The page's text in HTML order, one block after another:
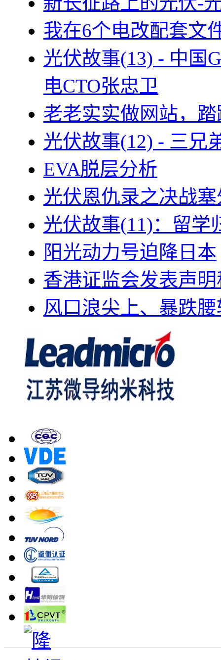
我在6个电改配套文
光伏故事(13) - 中国
电CTO张忠卫
老老实实做网站，
光伏故事(12) - 三兄
EVA脱层分析
光伏恩仇录之决战
光伏故事(11)：留学
阳光动力号迫降日本
香港证监会发表声
风口浪尖上、暴跌